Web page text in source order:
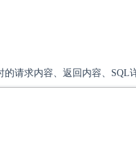
请求内容、返回内容、SQL